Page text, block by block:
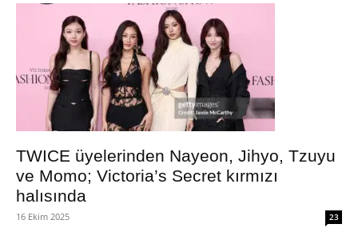
TWICE üyelerinden Nayeon, Jihyo, Tzuyu
ve Momo; Victoria’s Secret kırmızı
halısında
16 Ekim 2025 23